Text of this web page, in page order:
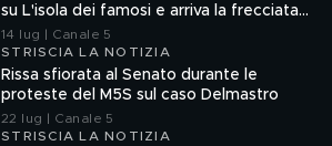
su L'isola dei famosi e arriva la frecciata
di Fedez
14 lug | Canale 5
STRISCIA LA NOTIZIA
Rissa sfiorata al Senato durante le
proteste del M5S sul caso Delmastro
22 lug | Canale 5
STRISCIA LA NOTIZIA